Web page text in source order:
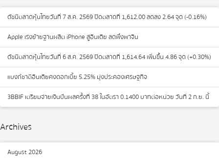
ดัชนีตลาดหุ้นไทยวันที่ 7 ส.ค. 2569 ปิดตลาดที่ 1,612.00 ลดลง 2.64 จุด (-0.16%)
Apple เร่งย้ายฐานผลิต iPhone สู่อินเดีย ลดพึ่งพาจีน
ดัชนีตลาดหุ้นไทยวันที่ 6 ส.ค. 2569 ปิดตลาดที่ 1,614.64 เพิ่มขึ้น 4.86 จุด (+0.30%)
แบงก์ชาติอินเดียคงดอกเบี้ย 5.25% มุ่งประคองเศรษฐกิจ
3BBIF เตรียมจ่ายเงินปันผลครั้งที่ 38 ในอัตรา 0.1400 บาทต่อหน่วย วันที่ 2 ก.ย. นี้
Archives
August 2026